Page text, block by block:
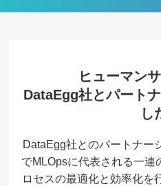
ヒューマン
DataEgg社とパート
し
DataEgg社とのパートナー
でMLOpsに代表される一連
ロセスの最適化と効率化を